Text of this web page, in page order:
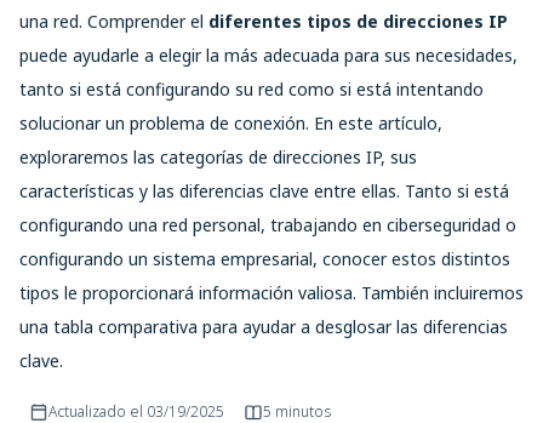
una red. Comprender el diferentes tipos de direcciones IP
puede ayudarle a elegir la más adecuada para sus necesidades,
tanto si está configurando su red como si está intentando
solucionar un problema de conexión. En este artículo,
exploraremos las categorías de direcciones IP, sus
características y las diferencias clave entre ellas. Tanto si está
configurando una red personal, trabajando en ciberseguridad o
configurando un sistema empresarial, conocer estos distintos
tipos le proporcionará información valiosa. También incluiremos
una tabla comparativa para ayudar a desglosar las diferencias
clave.
Actualizado el 03/19/2025 5 minutos